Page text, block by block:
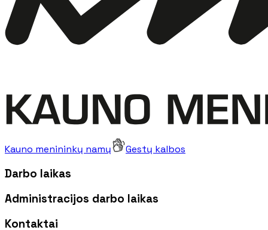
Kauno menininkų namų Gestų kalbos
Darbo laikas
Administracijos darbo laikas
Kontaktai